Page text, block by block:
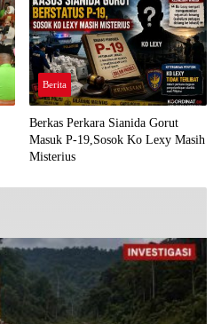
Berita
Berkas Perkara Sianida Gorut
Masuk P-19,Sosok Ko Lexy Masih
Misterius